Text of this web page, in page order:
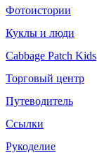
Фотоистории
Куклы и люди
Cabbage Patch Kids
Торговый центр
Путеводитель
Ссылки
Рукоделие